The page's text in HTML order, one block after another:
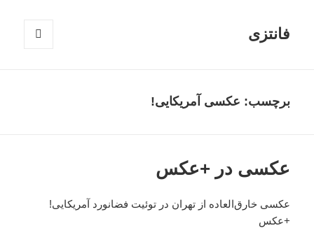
فانتزی
برچسب: عکسی آمریکایی!
عکسی در +عکس
عکسی خارق‌العاده از تهران در توئیت فضانورد آمریکایی!
+عکس